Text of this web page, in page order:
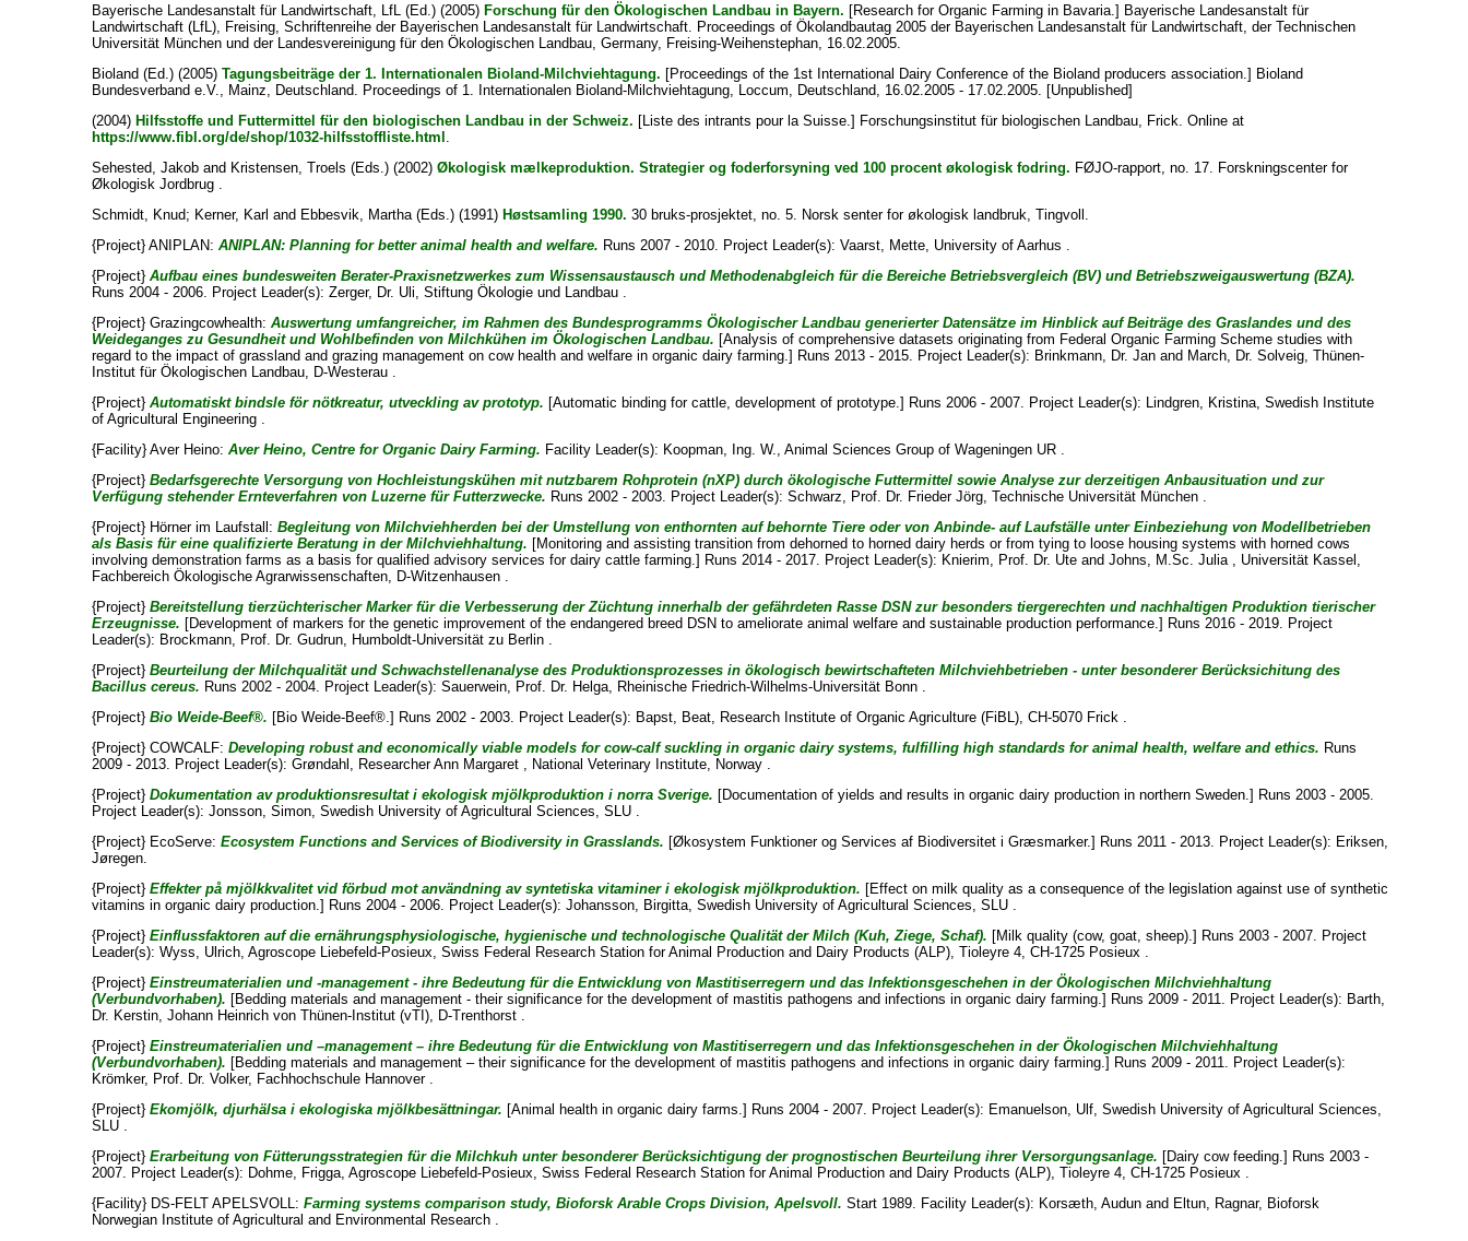
Bayerische Landesanstalt für Landwirtschaft, LfL(Ed.) (2005) Forschung für den Ökologischen Landbau in Bayern. [Research for Organic Farming in Bavaria.] Bayerische Landesanstalt für
Landwirtschaft (LfL), Freising, Schriftenreihe der Bayerischen Landesanstalt für Landwirtschaft. Proceedings of Ökolandbautag 2005 der Bayerischen Landesanstalt für Landwirtschaft, der Technischen
Universität München und der Landesvereinigung für den Ökologischen Landbau, Germany, Freising-Weihenstephan, 16.02.2005.
Bioland (Ed.) (2005) Tagungsbeiträge der 1. Internationalen Bioland-Milchviehtagung. [Proceedings of the 1st International Dairy Conference of the Bioland producers association.] Bioland
Bundesverband e.V., Mainz, Deutschland. Proceedings of 1. Internationalen Bioland-Milchviehtagung, Loccum, Deutschland, 16.02.2005 - 17.02.2005. [Unpublished]
(2004) Hilfsstoffe und Futtermittel für den biologischen Landbau in der Schweiz. [Liste des intrants pour la Suisse.] Forschungsinstitut für biologischen Landbau, Frick. Online at
https://www.fibl.org/de/shop/1032-hilfsstoffliste.html .
Sehested, Jakoband Kristensen, Troels (Eds.) (2002) Økologisk mælkeproduktion. Strategier og foderforsyning ved 100 procent økologisk fodring. FØJO-rapport, no. 17. Forskningscenter for
Økologisk Jordbrug .
Schmidt, Knud; Kerner, Karl and Ebbesvik, Martha(Eds.) (1991) Høstsamling 1990. 30 bruks-prosjektet, no. 5. Norsk senter for økologisk landbruk, Tingvoll.
{Project} ANIPLAN: ANIPLAN: Planning for better animal health and welfare. Runs 2007 - 2010. Project Leader(s): Vaarst, Mette, University of Aarhus .
{Project} Aufbau eines bundesweiten Berater-Praxisnetzwerkes zum Wissensaustausch und Methodenabgleich für die Bereiche Betriebsvergleich (BV) und Betriebszweigauswertung (BZA).
Runs 2004 - 2006. Project Leader(s): Zerger, Dr. Uli, Stiftung Ökologie und Landbau .
{Project} Grazingcowhealth: Auswertung umfangreicher, im Rahmen des Bundesprogramms Ökologischer Landbau generierter Datensätze im Hinblick auf Beiträge des Graslandes und des
Weideganges zu Gesundheit und Wohlbefinden von Milchkühen im Ökologischen Landbau. [Analysis of comprehensive datasets originating from Federal Organic Farming Scheme studies with
regard to the impact of grassland and grazing management on cow health and welfare in organic dairy farming.] Runs 2013 - 2015. Project Leader(s): Brinkmann, Dr. Janand March, Dr. Solveig, Thünen-
Institut für Ökologischen Landbau, D-Westerau .
{Project} Automatiskt bindsle för nötkreatur, utveckling av prototyp. [Automatic binding for cattle, development of prototype.] Runs 2006 - 2007. Project Leader(s): Lindgren, Kristina, Swedish Institute
of Agricultural Engineering .
{Facility} Aver Heino: Aver Heino, Centre for Organic Dairy Farming. Facility Leader(s): Koopman, Ing. W., Animal Sciences Group of Wageningen UR .
{Project} Bedarfsgerechte Versorgung von Hochleistungskühen mit nutzbarem Rohprotein (nXP) durch ökologische Futtermittel sowie Analyse zur derzeitigen Anbausituation und zur
Verfügung stehender Ernteverfahren von Luzerne für Futterzwecke. Runs 2002 - 2003. Project Leader(s): Schwarz, Prof. Dr. Frieder Jörg, Technische Universität München .
{Project} Hörner im Laufstall: Begleitung von Milchviehherden bei der Umstellung von enthornten auf behornte Tiere oder von Anbinde- auf Laufställe unter Einbeziehung von Modellbetrieben
als Basis für eine qualifizierte Beratung in der Milchviehhaltung. [Monitoring and assisting transition from dehorned to horned dairy herds or from tying to loose housing systems with horned cows
involving demonstration farms as a basis for qualified advisory services for dairy cattle farming.] Runs 2014 - 2017. Project Leader(s): Knierim, Prof. Dr. Uteand Johns, M.Sc. Julia , Universität Kassel,
Fachbereich Ökologische Agrarwissenschaften, D-Witzenhausen .
{Project} Bereitstellung tierzüchterischer Marker für die Verbesserung der Züchtung innerhalb der gefährdeten Rasse DSN zur besonders tiergerechten und nachhaltigen Produktion tierischer
Erzeugnisse. [Development of markers for the genetic improvement of the endangered breed DSN to ameliorate animal welfare and sustainable production performance.] Runs 2016 - 2019. Project
Leader(s): Brockmann, Prof. Dr. Gudrun, Humboldt-Universität zu Berlin .
{Project} Beurteilung der Milchqualität und Schwachstellenanalyse des Produktionsprozesses in ökologisch bewirtschafteten Milchviehbetrieben - unter besonderer Berücksichitung des
Bacillus cereus. Runs 2002 - 2004. Project Leader(s): Sauerwein, Prof. Dr. Helga, Rheinische Friedrich-Wilhelms-Universität Bonn .
{Project} Bio Weide-Beef®. [Bio Weide-Beef®.] Runs 2002 - 2003. Project Leader(s): Bapst, Beat, Research Institute of Organic Agriculture (FiBL), CH-5070 Frick .
{Project} COWCALF: Developing robust and economically viable models for cow-calf suckling in organic dairy systems, fulfilling high standards for animal health, welfare and ethics. Runs
2009 - 2013. Project Leader(s): Grøndahl, Researcher Ann Margaret , National Veterinary Institute, Norway .
{Project} Dokumentation av produktionsresultat i ekologisk mjölkproduktion i norra Sverige. [Documentation of yields and results in organic dairy production in northern Sweden.] Runs 2003 - 2005.
Project Leader(s): Jonsson, Simon, Swedish University of Agricultural Sciences, SLU .
{Project} EcoServe: Ecosystem Functions and Services of Biodiversity in Grasslands. [Økosystem Funktioner og Services af Biodiversitet i Græsmarker.] Runs 2011 - 2013. Project Leader(s): Eriksen,
Jøregen.
{Project} Effekter på mjölkkvalitet vid förbud mot användning av syntetiska vitaminer i ekologisk mjölkproduktion. [Effect on milk quality as a consequence of the legislation against use of synthetic
vitamins in organic dairy production.] Runs 2004 - 2006. Project Leader(s): Johansson, Birgitta, Swedish University of Agricultural Sciences, SLU .
{Project} Einflussfaktoren auf die ernährungsphysiologische, hygienische und technologische Qualität der Milch (Kuh, Ziege, Schaf). [Milk quality (cow, goat, sheep).] Runs 2003 - 2007. Project
Leader(s): Wyss, Ulrich, Agroscope Liebefeld-Posieux, Swiss Federal Research Station for Animal Production and Dairy Products (ALP), Tioleyre 4, CH-1725 Posieux .
{Project} Einstreumaterialien und -management - ihre Bedeutung für die Entwicklung von Mastitiserregern und das Infektionsgeschehen in der Ökologischen Milchviehhaltung
(Verbundvorhaben). [Bedding materials and management - their significance for the development of mastitis pathogens and infections in organic dairy farming.] Runs 2009 - 2011. Project Leader(s): Barth,
Dr. Kerstin, Johann Heinrich von Thünen-Institut (vTI), D-Trenthorst .
{Project} Einstreumaterialien und –management – ihre Bedeutung für die Entwicklung von Mastitiserregern und das Infektionsgeschehen in der Ökologischen Milchviehhaltung
(Verbundvorhaben). [Bedding materials and management – their significance for the development of mastitis pathogens and infections in organic dairy farming.] Runs 2009 - 2011. Project Leader(s):
Krömker, Prof. Dr. Volker, Fachhochschule Hannover .
{Project} Ekomjölk, djurhälsa i ekologiska mjölkbesättningar. [Animal health in organic dairy farms.] Runs 2004 - 2007. Project Leader(s): Emanuelson, Ulf, Swedish University of Agricultural Sciences,
SLU .
{Project} Erarbeitung von Fütterungsstrategien für die Milchkuh unter besonderer Berücksichtigung der prognostischen Beurteilung ihrer Versorgungsanlage. [Dairy cow feeding.] Runs 2003 -
2007. Project Leader(s): Dohme, Frigga, Agroscope Liebefeld-Posieux, Swiss Federal Research Station for Animal Production and Dairy Products (ALP), Tioleyre 4, CH-1725 Posieux .
{Facility} DS-FELT APELSVOLL: Farming systems comparison study, Bioforsk Arable Crops Division, Apelsvoll. Start 1989. Facility Leader(s): Korsæth, Audunand Eltun, Ragnar, Bioforsk
Norwegian Institute of Agricultural and Environmental Research .